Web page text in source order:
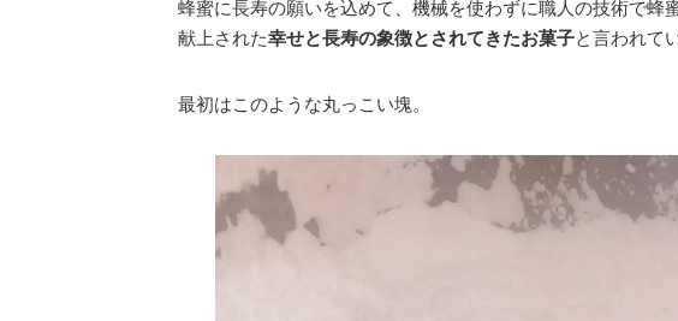
蜂蜜に長寿の願いを込めて、機械を使わずに職人の技術で蜂
献上された幸せと長寿の象徴とされてきたお菓子と言われて
最初はこのような丸っこい塊。